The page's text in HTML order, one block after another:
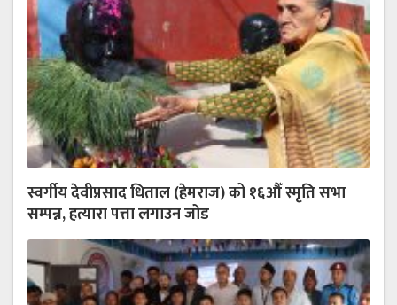
स्वर्गीय देवीप्रसाद धिताल (हेमराज) को १६औँ स्मृति सभा
सम्पन्न, हत्यारा पत्ता लगाउन जोड